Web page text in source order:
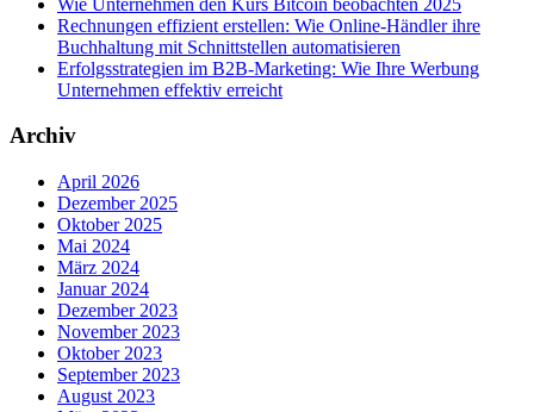
Rechnungen effizient erstellen: Wie Online-Händler ihre
Buchhaltung mit Schnittstellen automatisieren
Erfolgsstrategien im B2B-Marketing: Wie Ihre Werbung
Unternehmen effektiv erreicht
Archiv
April 2026
Dezember 2025
Oktober 2025
Mai 2024
März 2024
Januar 2024
Dezember 2023
November 2023
Oktober 2023
September 2023
August 2023